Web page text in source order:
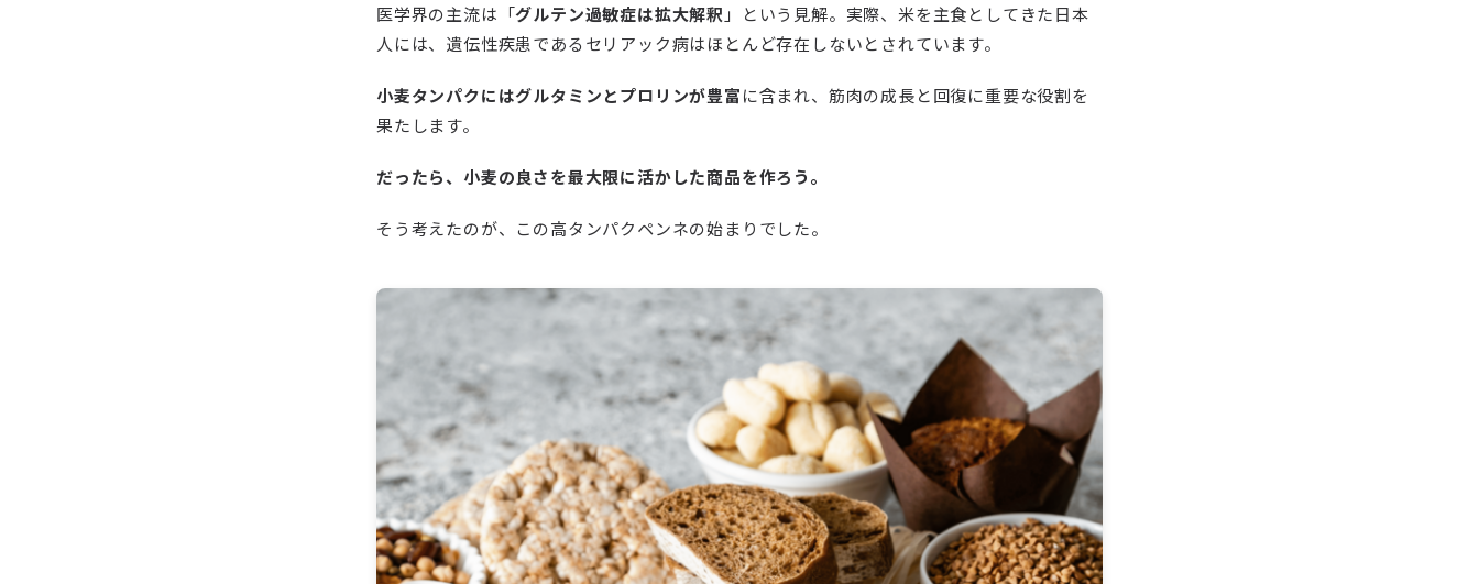
医学界の主流は「グルテン過敏症は拡大解釈 」という見解。実際、米を主食としてきた日本
人には、遺伝性疾患であるセリアック病はほとんど存在しないとされています。
小麦タンパクにはグルタミンとプロリンが豊富 に含まれ、筋肉の成長と回復に重要な役割を
果たします。
だったら、小麦の良さを最大限に活かした商品を作ろう。
そう考えたのが、この高タンパクペンネの始まりでした。